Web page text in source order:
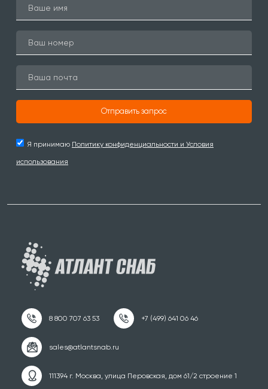
Отправить запрос
Я принимаю Политику конфиденциальности и Условия
использования
111394 г. Москва, улица Перовская, дом 61/2 строение 1